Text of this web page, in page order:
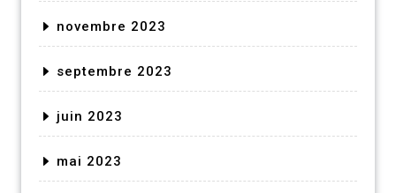
novembre 2023
septembre 2023
juin 2023
mai 2023